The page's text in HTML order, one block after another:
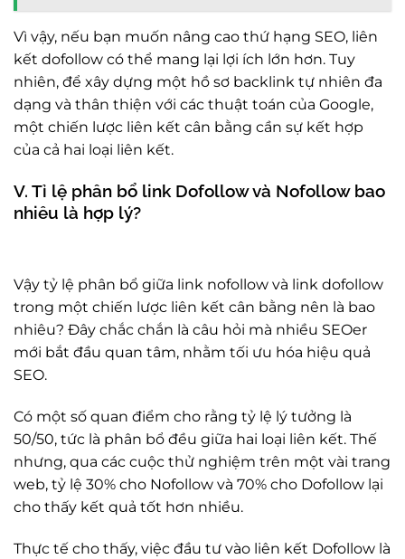
Vì vậy, nếu bạn muốn nâng cao thứ hạng SEO, liên
kết dofollow có thể mang lại lợi ích lớn hơn. Tuy
nhiên, để xây dựng một hồ sơ backlink tự nhiên đa
dạng và thân thiện với các thuật toán của Google,
một chiến lược liên kết cân bằng cần sự kết hợp
của cả hai loại liên kết.
V. Tỉ lệ phân bổ link Dofollow và Nofollow bao
nhiêu là hợp lý?
Vậy tỷ lệ phân bổ giữa link nofollow và link dofollow
trong một chiến lược liên kết cân bằng nên là bao
nhiêu? Đây chắc chắn là câu hỏi mà nhiều SEOer
mới bắt đầu quan tâm, nhằm tối ưu hóa hiệu quả
SEO.
Có một số quan điểm cho rằng tỷ lệ lý tưởng là
50/50, tức là phân bổ đều giữa hai loại liên kết. Thế
nhưng, qua các cuộc thử nghiệm trên một vài trang
web, tỷ lệ 30% cho Nofollow và 70% cho Dofollow lại
cho thấy kết quả tốt hơn nhiều.
Thực tế cho thấy, việc đầu tư vào liên kết Dofollow là